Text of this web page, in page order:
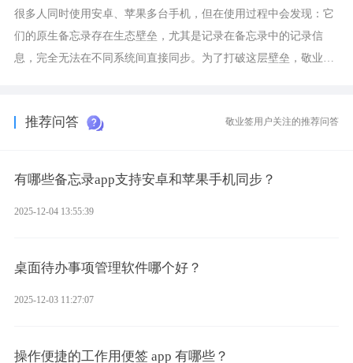
很多人同时使用安卓、苹果多台手机，但在使用过程中会发现：它
们的原生备忘录存在生态壁垒，尤其是记录在备忘录中的记录信
息，完全无法在不同系统间直接同步。为了打破这层壁垒，敬业签
推荐问答 敬业签用户关注的推荐问答
有哪些备忘录app支持安卓和苹果手机同步？
2025-12-04 13:55:39
桌面待办事项管理软件哪个好？
2025-12-03 11:27:07
操作便捷的工作用便签 app 有哪些？